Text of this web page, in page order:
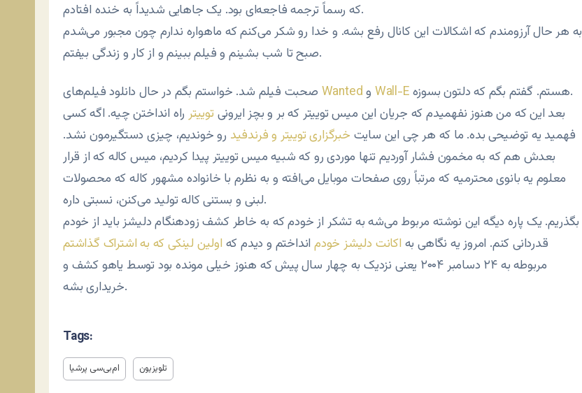
که رسماً ترجمه فاجعه‌ای بود. یک جاهایی شدیداً به خنده افتادم.
به هر حال آرزومندم که اشکالات این کانال رفع بشه. و خدا رو شکر می‌کنم که ماهواره ندارم چون مجبور می‌شدم
صبح تا شب بشینم و فیلم ببینم و از کار و زندگی بیفتم.
Wanted Wall-E
هستم. گفتم بگم که دلتون بسوزه.
بعد این که من هنوز نفهمیدم که جریان این میس توییتر که بر و بچز ایرونی توییتر راه انداختن چیه. اگه کسی
فهمید یه توضیحی بده. ما که هر چی این سایت خبرگزاری توییتر و فرندفید رو خوندیم، چیزی دستگیرمون نشد.
بعدش هم که به مخمون فشار آوردیم تنها موردی رو که شبیه میس توییتر پیدا کردیم، میس کاله که از قرار
معلوم یه بانوی محترمیه که مرتباً روی صفحات موبایل می‌افته و به نظرم با خانواده مشهور کاله که محصولات
لبنی و بستنی کاله تولید می‌کنن، نسبتی داره.
بگذریم. یک پاره دیگه این نوشته مربوط می‌شه به تشکر از خودم که به خاطر کشف زودهنگام دلیشز باید از خودم
قدردانی کنم. امروز یه نگاهی به اکانت دلیشز خودمانداختم و دیدم که اولین لینکی که به اشتراک گذاشتم
مربوطه به ۲۴ دسامبر ۲۰۰۴ یعنی نزدیک به چهار سال پیش که هنوز خیلی مونده بود توسط یاهو کشف و
خریداری بشه.
Tags:
ام‌بی‌سی پرشیا تلویزیون